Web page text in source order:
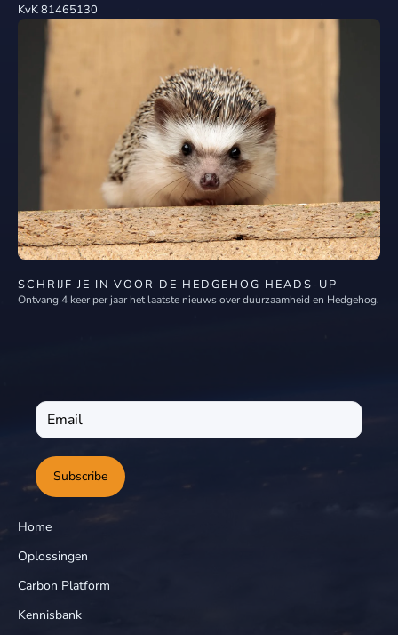
KvK 81465130
SCHRIJF JE IN VOOR DE HEDGEHOG HEADS-UP
Ontvang 4 keer per jaar het laatste nieuws over duurzaamheid en Hedgehog.
Subscribe
Home
Oplossingen
Carbon Platform
Kennisbank